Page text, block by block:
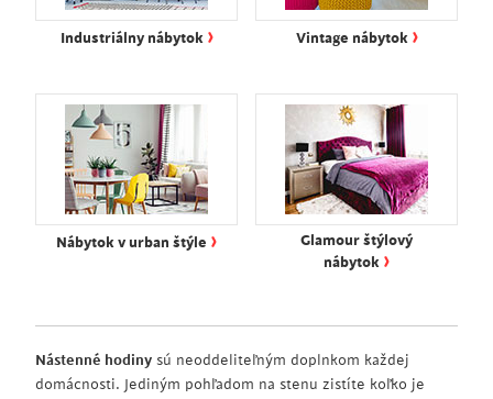
Industriálny nábytok › Vintage nábytok ›
Nábytok v urban štýle ›
Glamour štýlový
nábytok ›
Nástenné hodiny sú neoddeliteľným doplnkom každej
domácnosti. Jediným pohľadom na stenu zistíte koľko je